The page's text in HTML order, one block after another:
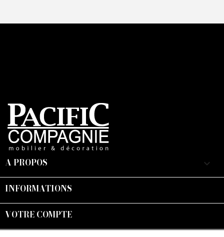
A PROPOS keyboard_arrow_down
INFORMATIONS
VOTRE COMPTE